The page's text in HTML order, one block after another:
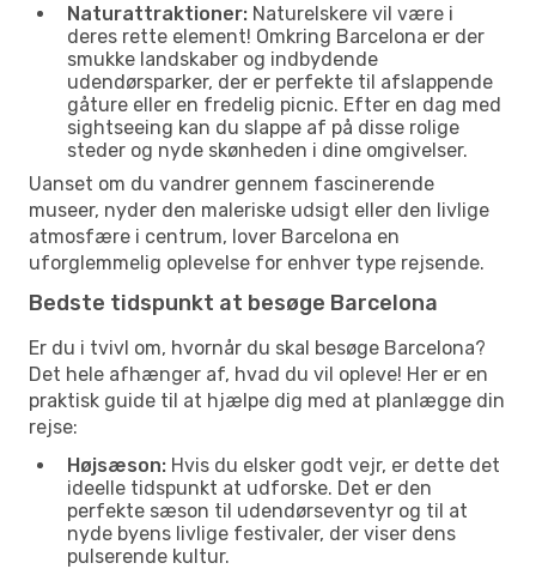
Naturattraktioner: Naturelskere vil være i
deres rette element! Omkring Barcelona er der
smukke landskaber og indbydende
udendørsparker, der er perfekte til afslappende
gåture eller en fredelig picnic. Efter en dag med
sightseeing kan du slappe af på disse rolige
steder og nyde skønheden i dine omgivelser.
Uanset om du vandrer gennem fascinerende
museer, nyder den maleriske udsigt eller den livlige
atmosfære i centrum, lover Barcelona en
uforglemmelig oplevelse for enhver type rejsende.
Bedste tidspunkt at besøge Barcelona
Er du i tvivl om, hvornår du skal besøge Barcelona?
Det hele afhænger af, hvad du vil opleve! Her er en
praktisk guide til at hjælpe dig med at planlægge din
rejse:
Højsæson: Hvis du elsker godt vejr, er dette det
ideelle tidspunkt at udforske. Det er den
perfekte sæson til udendørseventyr og til at
nyde byens livlige festivaler, der viser dens
pulserende kultur.